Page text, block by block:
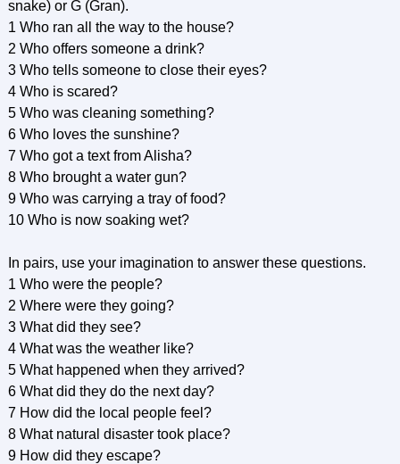
snake) or G (Gran).
1 Who ran all the way to the house?
2 Who offers someone a drink?
3 Who tells someone to close their eyes?
4 Who is scared?
5 Who was cleaning something?
6 Who loves the sunshine?
7 Who got a text from Alisha?
8 Who brought a water gun?
9 Who was carrying a tray of food?
10 Who is now soaking wet?
In pairs, use your imagination to answer these questions.
1 Who were the people?
2 Where were they going?
3 What did they see?
4 What was the weather like?
5 What happened when they arrived?
6 What did they do the next day?
7 How did the local people feel?
8 What natural disaster took place?
9 How did they escape?